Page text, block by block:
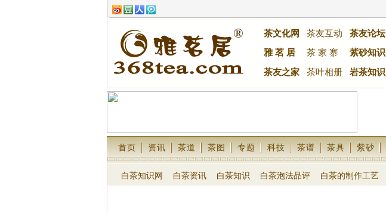
茶文化网 茶友互动 茶友论坛
雅 茗 居
茶 家 寨 紫砂知识
茶友之家 茶叶相册 岩茶知识
首页 资讯 茶道 茶图 专题 科技 茶谱 茶具 紫砂
白茶知识网 白茶资讯 白茶知识 白茶泡法品评 白茶的制作工艺